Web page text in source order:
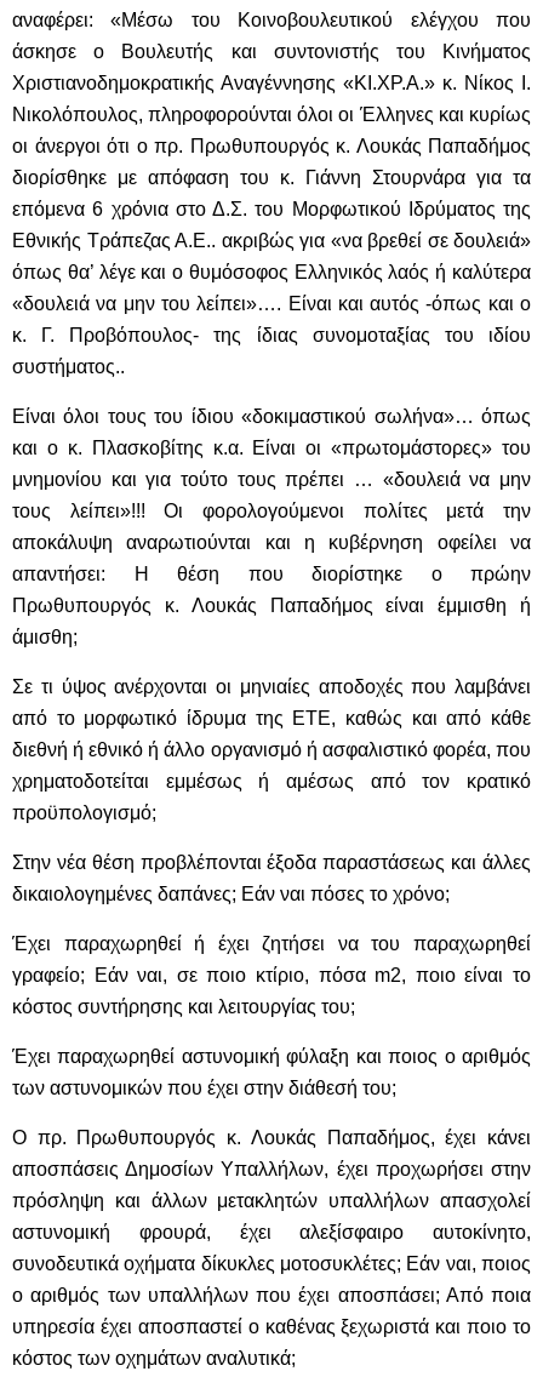
αναφέρει: «Μέσω του Κοινοβουλευτικού ελέγχου που
άσκησε ο Βουλευτής και συντονιστής του Κινήματος
Χριστιανοδημοκρατικής Αναγέννησης «ΚΙ.ΧΡ.Α.» κ. Νίκος Ι.
Νικολόπουλος, πληροφορούνται όλοι οι Έλληνες και κυρίως
οι άνεργοι ότι ο πρ. Πρωθυπουργός κ. Λουκάς Παπαδήμος
διορίσθηκε με απόφαση του κ. Γιάννη Στουρνάρα για τα
επόμενα 6 χρόνια στο Δ.Σ. του Μορφωτικού Ιδρύματος της
Εθνικής Τράπεζας Α.Ε.. ακριβώς για «να βρεθεί σε δουλειά»
όπως θα’ λέγε και ο θυμόσοφος Ελληνικός λαός ή καλύτερα
«δουλειά να μην του λείπει»…. Είναι και αυτός -όπως και ο
κ. Γ. Προβόπουλος- της ίδιας συνομοταξίας του ιδίου
συστήματος..
Είναι όλοι τους του ίδιου «δοκιμαστικού σωλήνα»… όπως
και ο κ. Πλασκοβίτης κ.α. Είναι οι «πρωτομάστορες» του
μνημονίου και για τούτο τους πρέπει … «δουλειά να μην
τους λείπει»!!! Οι φορολογούμενοι πολίτες μετά την
αποκάλυψη αναρωτιούνται και η κυβέρνηση οφείλει να
απαντήσει: Η θέση που διορίστηκε ο πρώην
Πρωθυπουργός κ. Λουκάς Παπαδήμος είναι έμμισθη ή
άμισθη;
Σε τι ύψος ανέρχονται οι μηνιαίες αποδοχές που λαμβάνει
από το μορφωτικό ίδρυμα της ΕΤΕ, καθώς και από κάθε
διεθνή ή εθνικό ή άλλο οργανισμό ή ασφαλιστικό φορέα, που
χρηματοδοτείται εμμέσως ή αμέσως από τον κρατικό
προϋπολογισμό;
Στην νέα θέση προβλέπονται έξοδα παραστάσεως και άλλες
δικαιολογημένες δαπάνες; Εάν ναι πόσες το χρόνο;
Έχει παραχωρηθεί ή έχει ζητήσει να του παραχωρηθεί
γραφείο; Εάν ναι, σε ποιο κτίριο, πόσα m2, ποιο είναι το
κόστος συντήρησης και λειτουργίας του;
Έχει παραχωρηθεί αστυνομική φύλαξη και ποιος ο αριθμός
των αστυνομικών που έχει στην διάθεσή του;
Ο πρ. Πρωθυπουργός κ. Λουκάς Παπαδήμος, έχει κάνει
αποσπάσεις Δημοσίων Υπαλλήλων, έχει προχωρήσει στην
πρόσληψη και άλλων μετακλητών υπαλλήλων απασχολεί
αστυνομική φρουρά, έχει αλεξίσφαιρο αυτοκίνητο,
συνοδευτικά οχήματα δίκυκλες μοτοσυκλέτες; Εάν ναι, ποιος
ο αριθμός των υπαλλήλων που έχει αποσπάσει; Από ποια
υπηρεσία έχει αποσπαστεί ο καθένας ξεχωριστά και ποιο το
κόστος των οχημάτων αναλυτικά;